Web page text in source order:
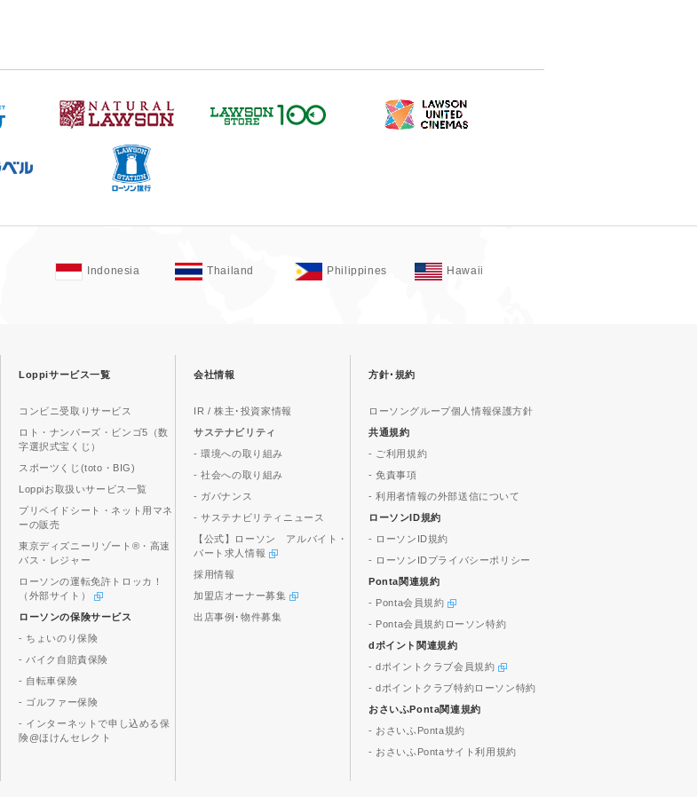
Indonesia Thailand Philippines Hawaii
Loppiサービス一覧
コンビニ受取りサービス
ロト・ナンバーズ・ビンゴ5（数
字選択式宝くじ）
スポーツくじ(toto・BIG)
Loppiお取扱いサービス一覧
プリペイドシート・ネット用マネ
ーの販売
東京ディズニーリゾート®・高速
バス・レジャー
ローソンの運転免許トロッカ！
（外部サイト）
ローソンの保険サービス
- ちょいのり保険
- バイク自賠責保険
- 自転車保険
- ゴルファー保険
- インターネットで申し込める保
険@ほけんセレクト
会社情報
IR / 株主･投資家情報
サステナビリティ
- 環境への取り組み
- 社会への取り組み
- ガバナンス
- サステナビリティニュース
【公式】ローソン アルバイト・
パート求人情報
採用情報
加盟店オーナー募集
出店事例･物件募集
方針･規約
ローソングループ個人情報保護方針
共通規約
- ご利用規約
- 免責事項
- 利用者情報の外部送信について
ローソンID規約
- ローソンID規約
- ローソンIDプライバシーポリシー
Ponta関連規約
- Ponta会員規約
- Ponta会員規約ローソン特約
dポイント関連規約
- dポイントクラブ会員規約
- dポイントクラブ特約ローソン特約
おさいふPonta関連規約
- おさいふPonta規約
- おさいふPontaサイト利用規約